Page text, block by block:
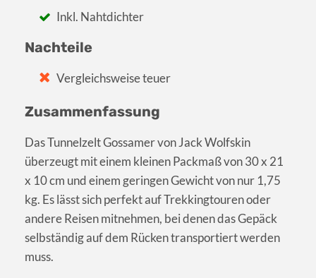
Inkl. Nahtdichter
Nachteile
Vergleichsweise teuer
Zusammenfassung
Das Tunnelzelt Gossamer von Jack Wolfskin
überzeugt mit einem kleinen Packmaß von 30 x 21
x 10 cm und einem geringen Gewicht von nur 1,75
kg. Es lässt sich perfekt auf Trekkingtouren oder
andere Reisen mitnehmen, bei denen das Gepäck
selbständig auf dem Rücken transportiert werden
muss.